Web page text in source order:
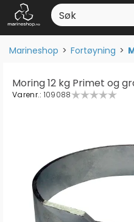
Marineshop>Fortøyning>
Moring 12 kg Primet og
Varenr.: 109088